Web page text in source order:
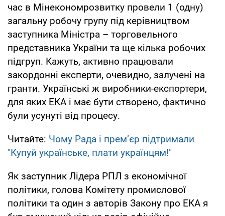
час в Мінекономрозвитку провели 1 (одну)
загальну робочу групу під керівництвом
заступника Міністра – торговельного
представника України та ще кілька робочих
підгруп. Кажуть, активно працювали
закордонні експерти, очевидно, залучені на
гранти. Українські ж виробники-експортери,
для яких ЕКА і має бути створено, фактично
були усунуті від процесу.
Читайте: Чому Рада і прем’єр підтримали
"Купуй українське, плати українцям!"
Як заступник Лідера РПЛ з економічної
політики, голова Комітету промислової
політики та один з авторів Закону про ЕКА я